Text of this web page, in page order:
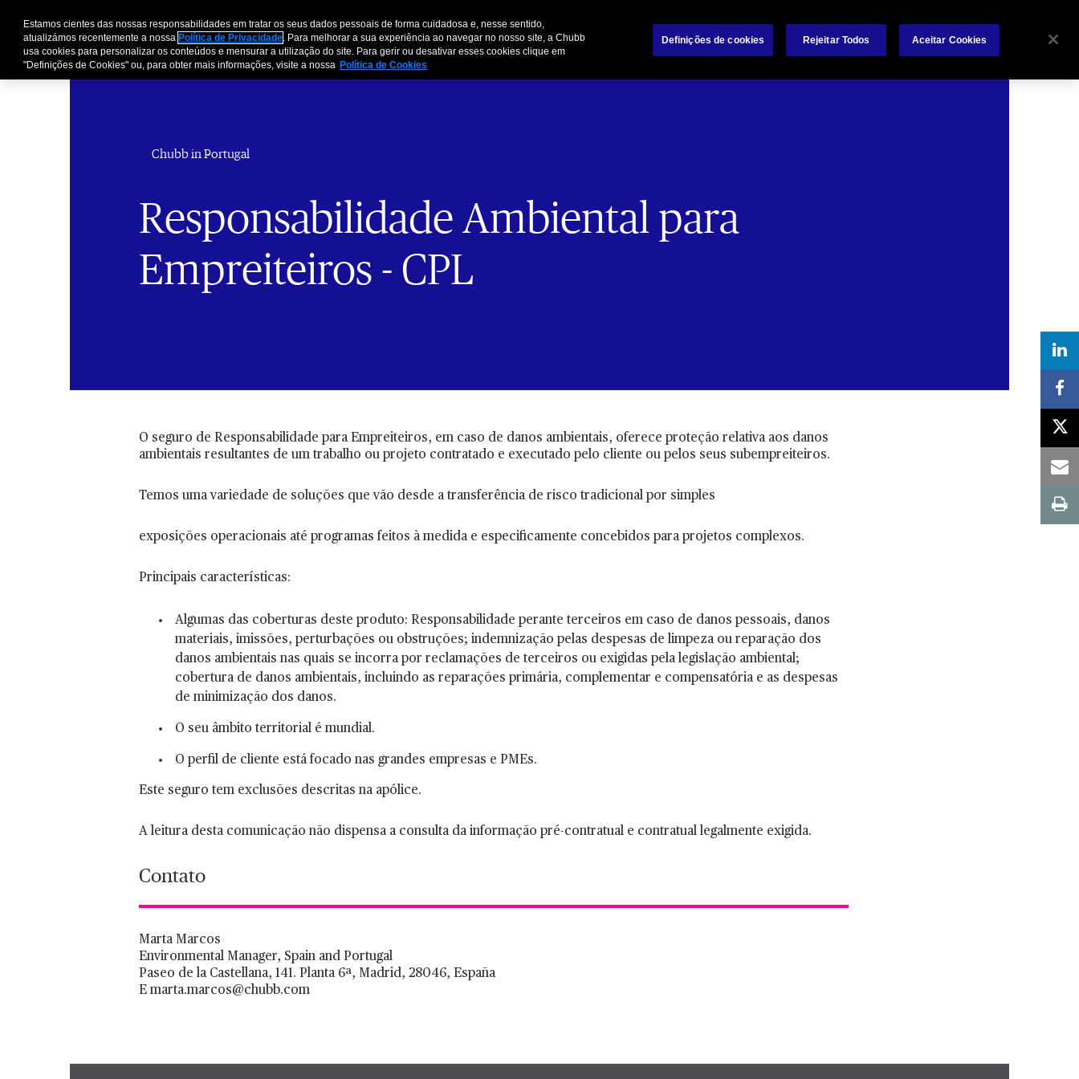
Chubb in Portugal
Responsabilidade Ambiental para
Empreiteiros - CPL
O seguro de Responsabilidade para Empreiteiros, em caso de danos ambientais, oferece proteção relativa aos danos
ambientais resultantes de um trabalho ou projeto contratado e executado pelo cliente ou pelos seus subempreiteiros.
Temos uma variedade de soluções que vão desde a transferência de risco tradicional por simples
exposições operacionais até programas feitos à medida e especificamente concebidos para projetos complexos.
Principais características:
Algumas das coberturas deste produto: Responsabilidade perante terceiros em caso de danos pessoais, danos
materiais, imissões, perturbações ou obstruções; indemnização pelas despesas de limpeza ou reparação dos
danos ambientais nas quais se incorra por reclamações de terceiros ou exigidas pela legislação ambiental;
cobertura de danos ambientais, incluindo as reparações primária, complementar e compensatória e as despesas
de minimização dos danos.
O seu âmbito territorial é mundial.
O perfil de cliente está focado nas grandes empresas e PMEs.
Este seguro tem exclusões descritas na apólice.
A leitura desta comunicação não dispensa a consulta da informação pré-contratual e contratual legalmente exigida.
Contato
Marta Marcos
Environmental Manager, Spain and Portugal
Paseo de la Castellana, 141. Planta 6ª, Madrid, 28046, España
E marta.marcos@chubb.com
Estamos cientes das nossas responsabilidades em tratar os seus dados pessoais de forma cuidadosa e, nesse sentido,
atualizámos recentemente a nossa Política de Privacidade. Para melhorar a sua experiência ao navegar no nosso site, a Chubb
usa cookies para personalizar os conteúdos e mensurar a utilização do site. Para gerir ou desativar esses cookies clique em
"Definições de Cookies" ou, para obter mais informações, visite a nossa Política de Cookies
Definições de cookies Rejeitar Todos Aceitar Cookies